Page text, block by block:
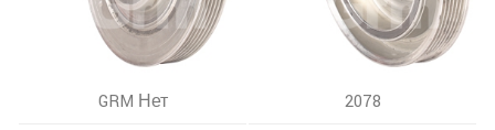
GRM Нет 2078